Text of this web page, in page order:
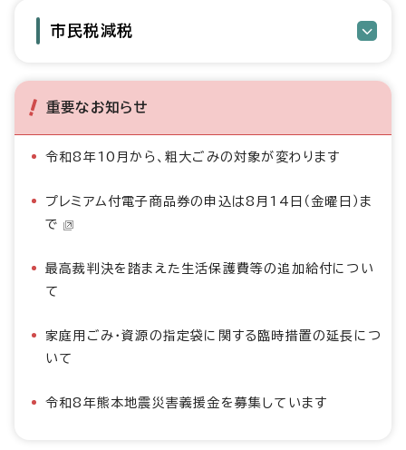
市民税減税
重要なお知らせ
令和8年10月から、粗大ごみの対象が変わります
プレミアム付電子商品券の申込は8月14日（金曜日）ま
で
最高裁判決を踏まえた生活保護費等の追加給付につい
て
家庭用ごみ・資源の指定袋に関する臨時措置の延長につ
いて
令和8年熊本地震災害義援金を募集しています